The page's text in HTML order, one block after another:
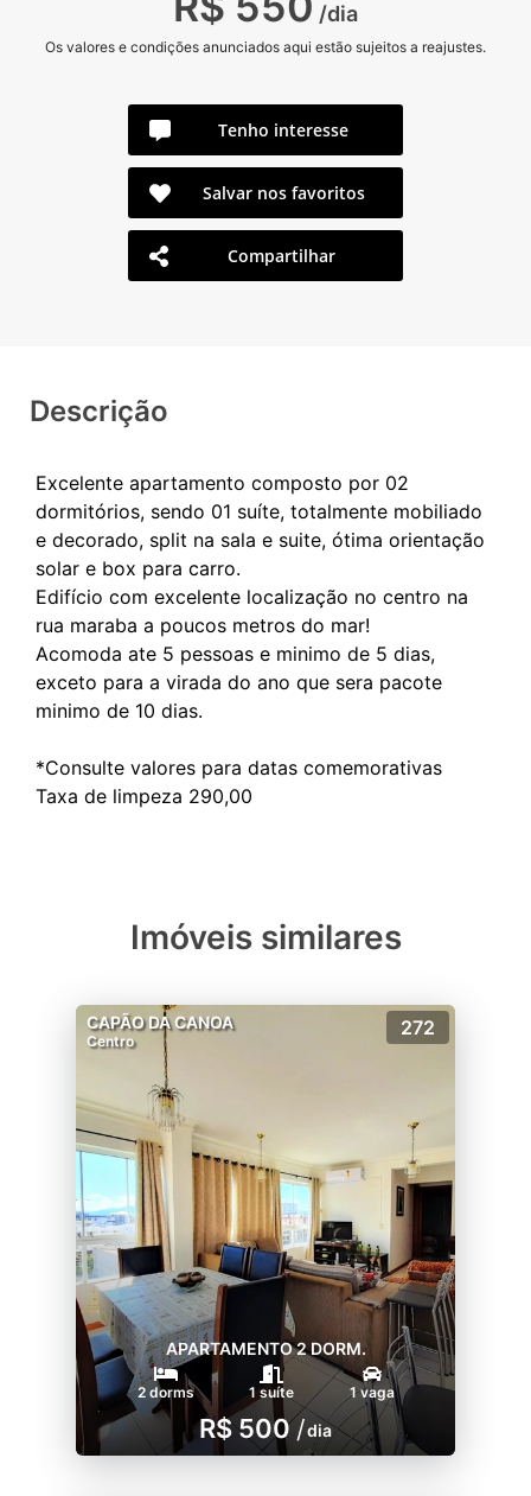
/dia
Os valores e condições anunciados aqui estão sujeitos a reajustes.
Tenho interesse
Salvar nos favoritos
Compartilhar
Descrição
Excelente apartamento composto por 02
dormitórios, sendo 01 suíte, totalmente mobiliado
e decorado, split na sala e suite, ótima orientação
solar e box para carro.
Edifício com excelente localização no centro na
rua maraba a poucos metros do mar!
Acomoda ate 5 pessoas e minimo de 5 dias,
exceto para a virada do ano que sera pacote
minimo de 10 dias.
*Consulte valores para datas comemorativas
Imóveis similares
CAPÃO DA CANOA
Centro
272
APARTAMENTO 2 DORM.
2 dorms 1 suíte 1 vaga
R$ 500 /dia